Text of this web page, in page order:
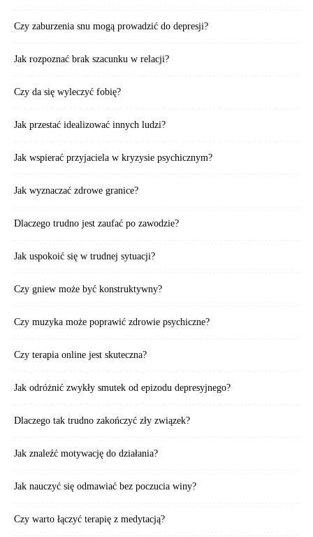
Czy zaburzenia snu mogą prowadzić do depresji?
Jak rozpoznać brak szacunku w relacji?
Czy da się wyleczyć fobię?
Jak przestać idealizować innych ludzi?
Jak wspierać przyjaciela w kryzysie psychicznym?
Jak wyznaczać zdrowe granice?
Dlaczego trudno jest zaufać po zawodzie?
Jak uspokoić się w trudnej sytuacji?
Czy gniew może być konstruktywny?
Czy muzyka może poprawić zdrowie psychiczne?
Czy terapia online jest skuteczna?
Jak odróżnić zwykły smutek od epizodu depresyjnego?
Dlaczego tak trudno zakończyć zły związek?
Jak znaleźć motywację do działania?
Jak nauczyć się odmawiać bez poczucia winy?
Czy warto łączyć terapię z medytacją?